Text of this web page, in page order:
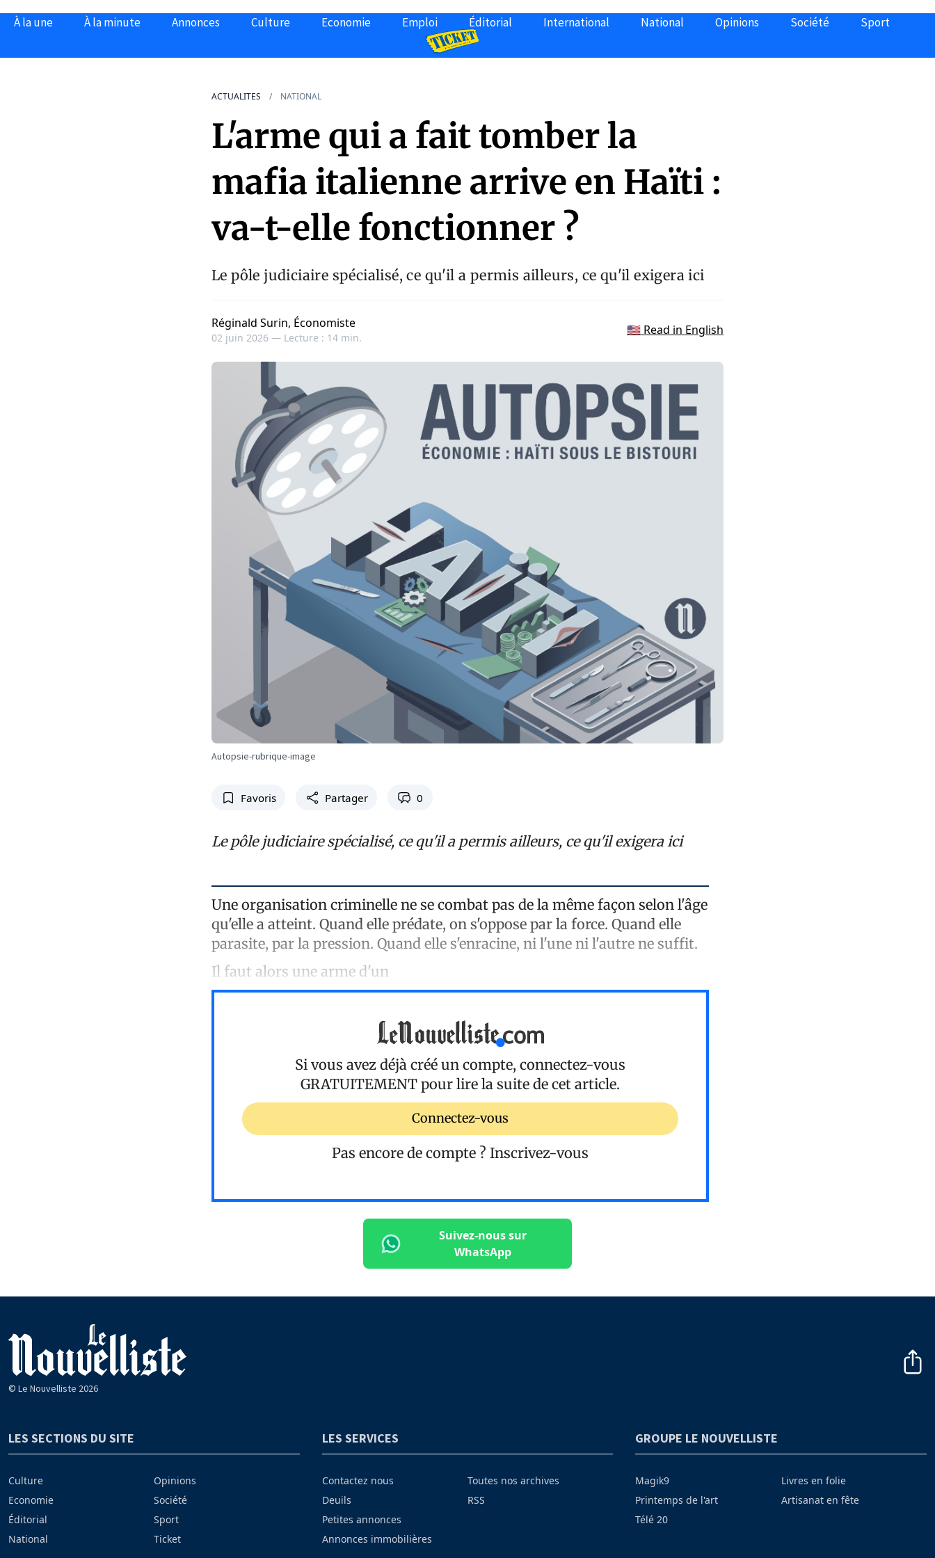
À la une À la minute Annonces Culture Economie Emploi Éditorial International National Opinions Société Sport
ACTUALITES NATIONAL
L'arme qui a fait tomber la
mafia italienne arrive en Haïti :
va-t-elle fonctionner ?
Le pôle judiciaire spécialisé, ce qu'il a permis ailleurs, ce qu'il exigera ici
Réginald Surin, Économiste
02 juin 2026 — Lecture : 14 min.
🇺🇸 Read in English
Autopsie-rubrique-image
Favoris Partager 0
Le pôle judiciaire spécialisé, ce qu'il a permis ailleurs, ce qu'il exigera ici
Une organisation criminelle ne se combat pas de la même façon selon l'âge
qu'elle a atteint. Quand elle prédate, on s'oppose par la force. Quand elle
parasite, par la pression. Quand elle s'enracine, ni l'une ni l'autre ne suffit.
Il faut alors une arme d'un
Si vous avez déjà créé un compte, connectez-vous
GRATUITEMENT pour lire la suite de cet article.
Connectez-vous
Pas encore de compte ? Inscrivez-vous
Suivez-nous sur
WhatsApp
© Le Nouvelliste 2026
LES SECTIONS DU SITE
Culture
Economie
Éditorial
National
Opinions
Société
Sport
Ticket
LES SERVICES
Contactez nous
Deuils
Petites annonces
Annonces immobilières
Toutes nos archives
RSS
GROUPE LE NOUVELLISTE
Magik9
Printemps de l'art
Télé 20
Livres en folie
Artisanat en fête